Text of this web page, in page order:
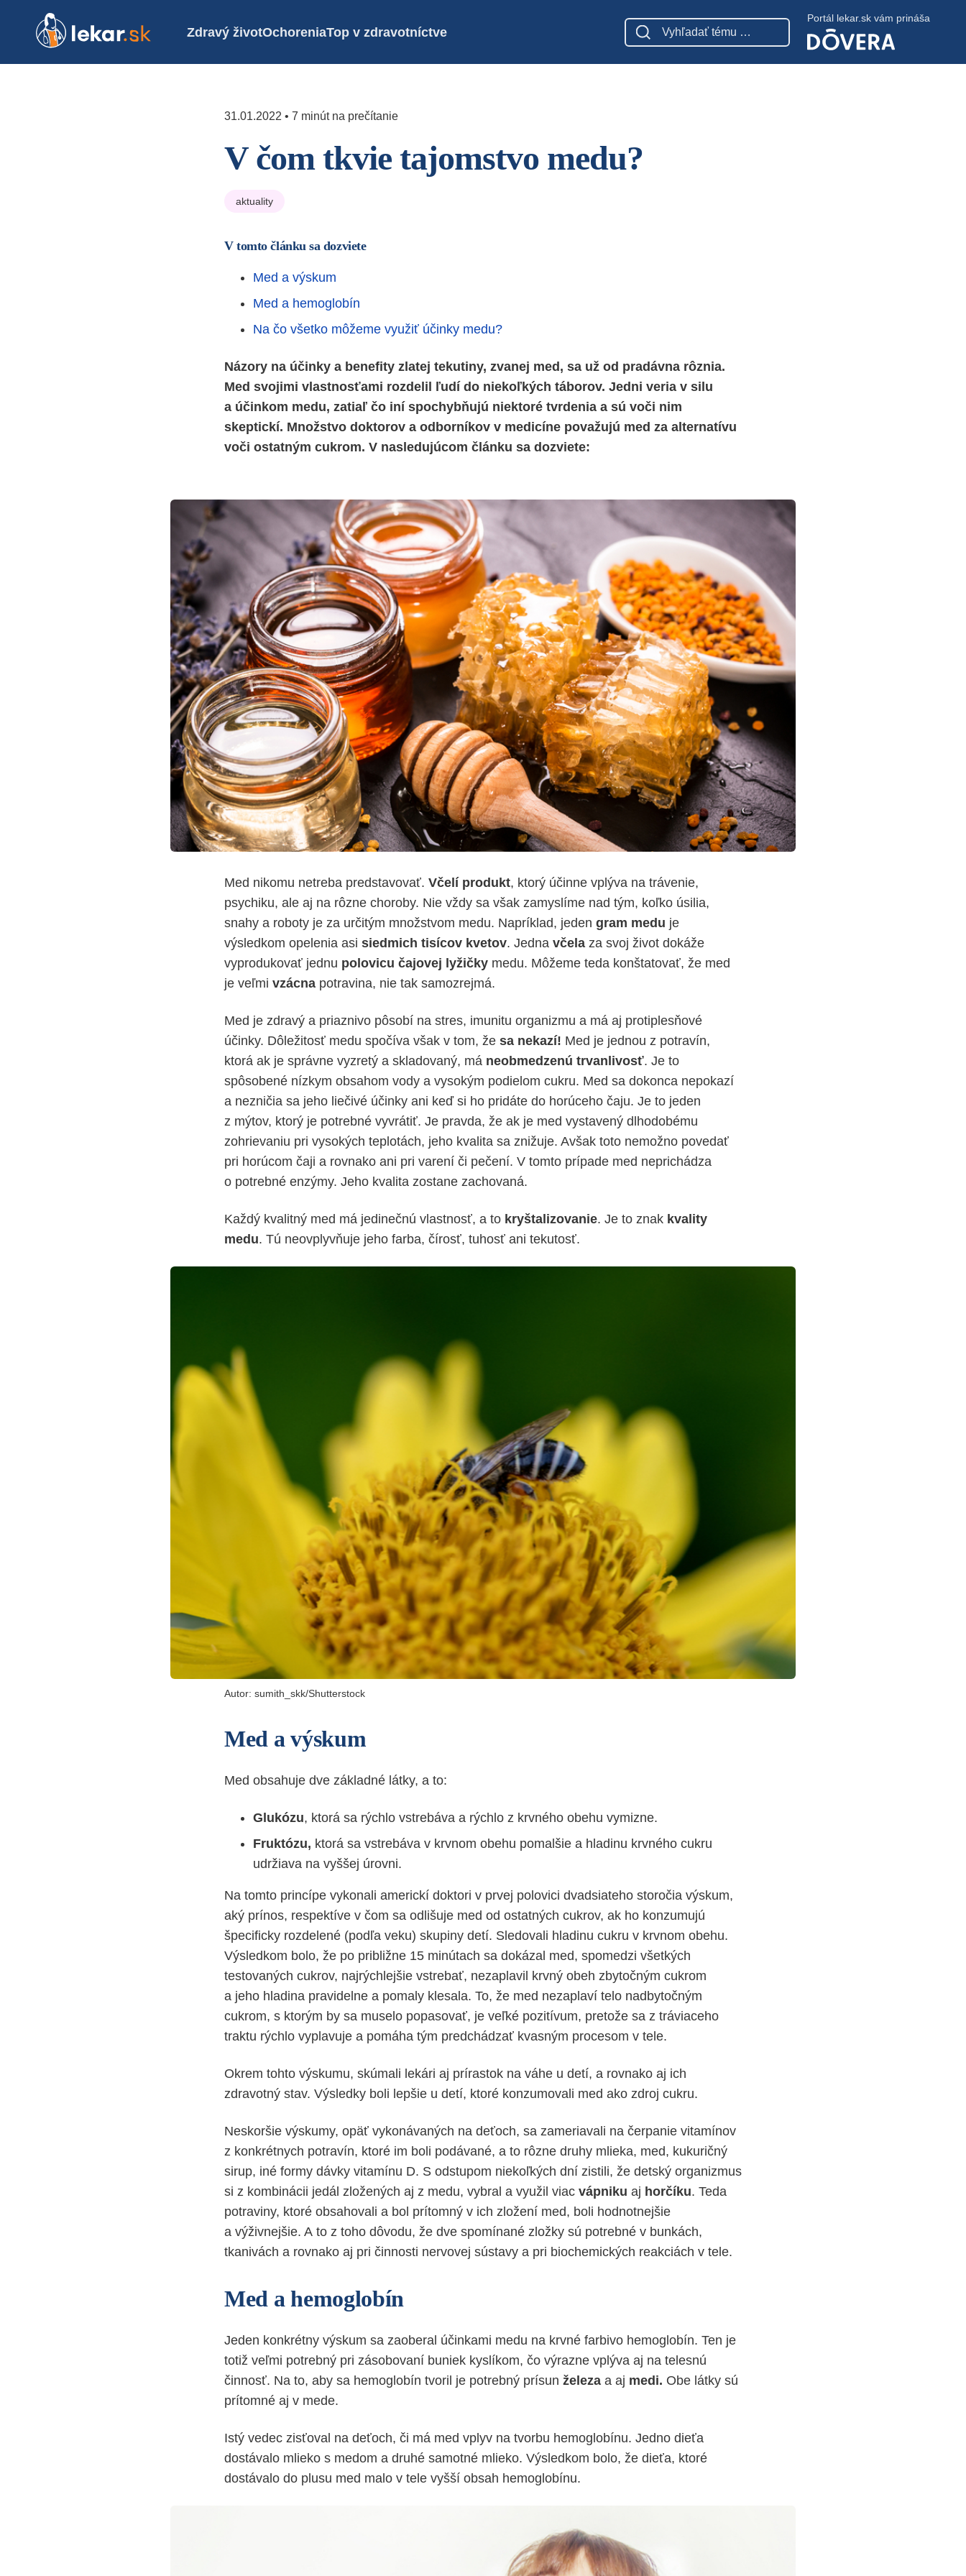
Zdravý životOchoreniaTop v zdravotníctve
Portál lekar.sk vám prináša
31.01.2022 • 7 minút na prečítanie
V čom tkvie tajomstvo medu?
aktuality
V tomto článku sa dozviete
Med a výskum
Med a hemoglobín
Na čo všetko môžeme využiť účinky medu?
Názory na účinky a benefity zlatej tekutiny, zvanej med, sa už od pradávna rôznia.
Med svojimi vlastnosťami rozdelil ľudí do niekoľkých táborov. Jedni veria v silu
a účinkom medu, zatiaľ čo iní spochybňujú niektoré tvrdenia a sú voči nim
skeptickí. Množstvo doktorov a odborníkov v medicíne považujú med za alternatívu
voči ostatným cukrom. V nasledujúcom článku sa dozviete:
Med nikomu netreba predstavovať. Včelí produkt, ktorý účinne vplýva na trávenie,
psychiku, ale aj na rôzne choroby. Nie vždy sa však zamyslíme nad tým, koľko úsilia,
snahy a roboty je za určitým množstvom medu. Napríklad, jeden gram medu je
výsledkom opelenia asi siedmich tisícov kvetov. Jedna včela za svoj život dokáže
vyprodukovať jednu polovicu čajovej lyžičky medu. Môžeme teda konštatovať, že med
je veľmi vzácna potravina, nie tak samozrejmá.
Med je zdravý a priaznivo pôsobí na stres, imunitu organizmu a má aj protiplesňové
účinky. Dôležitosť medu spočíva však v tom, že sa nekazí! Med je jednou z potravín,
ktorá ak je správne vyzretý a skladovaný, má neobmedzenú trvanlivosť. Je to
spôsobené nízkym obsahom vody a vysokým podielom cukru. Med sa dokonca nepokazí
a nezničia sa jeho liečivé účinky ani keď si ho pridáte do horúceho čaju. Je to jeden
z mýtov, ktorý je potrebné vyvrátiť. Je pravda, že ak je med vystavený dlhodobému
zohrievaniu pri vysokých teplotách, jeho kvalita sa znižuje. Avšak toto nemožno povedať
pri horúcom čaji a rovnako ani pri varení či pečení. V tomto prípade med neprichádza
o potrebné enzýmy. Jeho kvalita zostane zachovaná.
Každý kvalitný med má jedinečnú vlastnosť, a to kryštalizovanie. Je to znak kvality
medu. Tú neovplyvňuje jeho farba, čírosť, tuhosť ani tekutosť.
Autor: sumith_skk/Shutterstock
Med a výskum
Med obsahuje dve základné látky, a to:
Glukózu, ktorá sa rýchlo vstrebáva a rýchlo z krvného obehu vymizne.
Fruktózu, ktorá sa vstrebáva v krvnom obehu pomalšie a hladinu krvného cukru
udržiava na vyššej úrovni.
Na tomto princípe vykonali americkí doktori v prvej polovici dvadsiateho storočia výskum,
aký prínos, respektíve v čom sa odlišuje med od ostatných cukrov, ak ho konzumujú
špecificky rozdelené (podľa veku) skupiny detí. Sledovali hladinu cukru v krvnom obehu.
Výsledkom bolo, že po približne 15 minútach sa dokázal med, spomedzi všetkých
testovaných cukrov, najrýchlejšie vstrebať, nezaplavil krvný obeh zbytočným cukrom
a jeho hladina pravidelne a pomaly klesala. To, že med nezaplaví telo nadbytočným
cukrom, s ktorým by sa muselo popasovať, je veľké pozitívum, pretože sa z tráviaceho
traktu rýchlo vyplavuje a pomáha tým predchádzať kvasným procesom v tele.
Okrem tohto výskumu, skúmali lekári aj prírastok na váhe u detí, a rovnako aj ich
zdravotný stav. Výsledky boli lepšie u detí, ktoré konzumovali med ako zdroj cukru.
Neskoršie výskumy, opäť vykonávaných na deťoch, sa zameriavali na čerpanie vitamínov
z konkrétnych potravín, ktoré im boli podávané, a to rôzne druhy mlieka, med, kukuričný
sirup, iné formy dávky vitamínu D. S odstupom niekoľkých dní zistili, že detský organizmus
si z kombinácii jedál zložených aj z medu, vybral a využil viac vápniku aj horčíku. Teda
potraviny, ktoré obsahovali a bol prítomný v ich zložení med, boli hodnotnejšie
a výživnejšie. A to z toho dôvodu, že dve spomínané zložky sú potrebné v bunkách,
tkanivách a rovnako aj pri činnosti nervovej sústavy a pri biochemických reakciách v tele.
Med a hemoglobín
Jeden konkrétny výskum sa zaoberal účinkami medu na krvné farbivo hemoglobín. Ten je
totiž veľmi potrebný pri zásobovaní buniek kyslíkom, čo výrazne vplýva aj na telesnú
činnosť. Na to, aby sa hemoglobín tvoril je potrebný prísun železa a aj medi. Obe látky sú
prítomné aj v mede.
Istý vedec zisťoval na deťoch, či má med vplyv na tvorbu hemoglobínu. Jedno dieťa
dostávalo mlieko s medom a druhé samotné mlieko. Výsledkom bolo, že dieťa, ktoré
dostávalo do plusu med malo v tele vyšší obsah hemoglobínu.